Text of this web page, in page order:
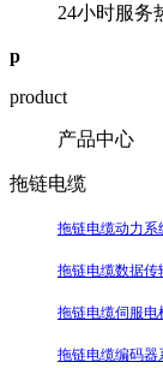
24小时服务
p
product
产品中心
拖链电缆
拖链电缆动力系
拖链电缆数据传
拖链电缆伺服电
拖链电缆编码器